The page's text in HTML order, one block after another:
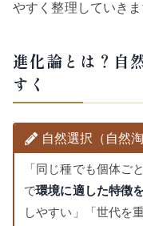
やすく整理していきま
進化論とは？自
すく
自然選択（自然
「同じ種でも個体ご
で環境に適した特徴
しやすい」「世代を